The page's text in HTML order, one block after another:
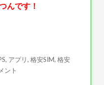
んです！
レットを活用してGPS追
, アプリ, 格安SIM, 格安
ント